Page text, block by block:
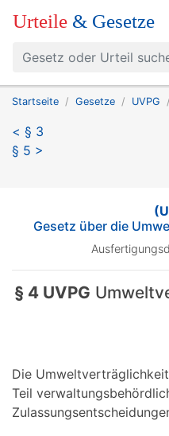
Urteile & Gesetze
Startseite Gesetze UVPG
< § 3
§ 5 >
Gesetz über die
§ 4 UVPG
Die
Teil